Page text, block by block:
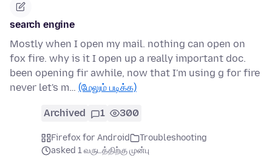
search engine
Mostly when I open my mail. nothing can open on
fox fire. why is it I open up a really important doc.
been opening fir awhile, now that I'm using g for fire
never let's m… (மேலும் படிக்க)
Archived 1 300
Firefox for Android
Troubleshooting
asked 1 வருடத்திற்கு முன்பு